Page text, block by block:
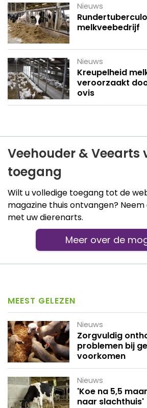
Nieuws
melkveebedrijf
Nieuws
Kreupelheid
veroorzaakt
ovis
Veehouder & Veearts
toegang
Wilt u volledige toegang tot de
magazine thuis ontvangen?
met uw dierenarts.
Meer over de
MEEST GELEZEN
Nieuws
Zorgvuldig
problemen bij
voorkomen
Nieuws
'Koe na 5,5
naar slachthuis'